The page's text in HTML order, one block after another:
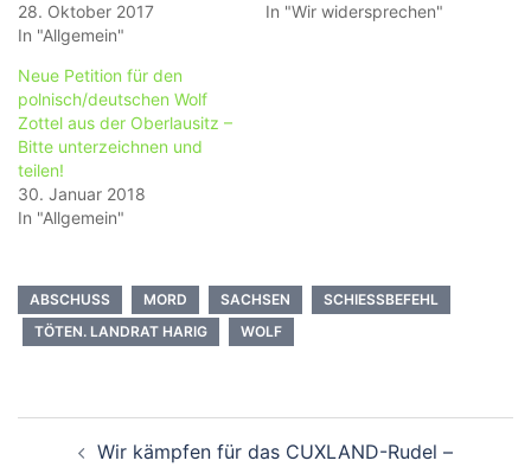
28. Oktober 2017
In "Allgemein"
In "Wir widersprechen"
Neue Petition für den
polnisch/deutschen Wolf
Zottel aus der Oberlausitz –
Bitte unterzeichnen und
teilen!
30. Januar 2018
In "Allgemein"
ABSCHUSS MORD SACHSEN
SCHIESSBEFEHL
TÖTEN. LANDRAT HARIG
WOLF
Wir kämpfen für das CUXLAND-Rudel –